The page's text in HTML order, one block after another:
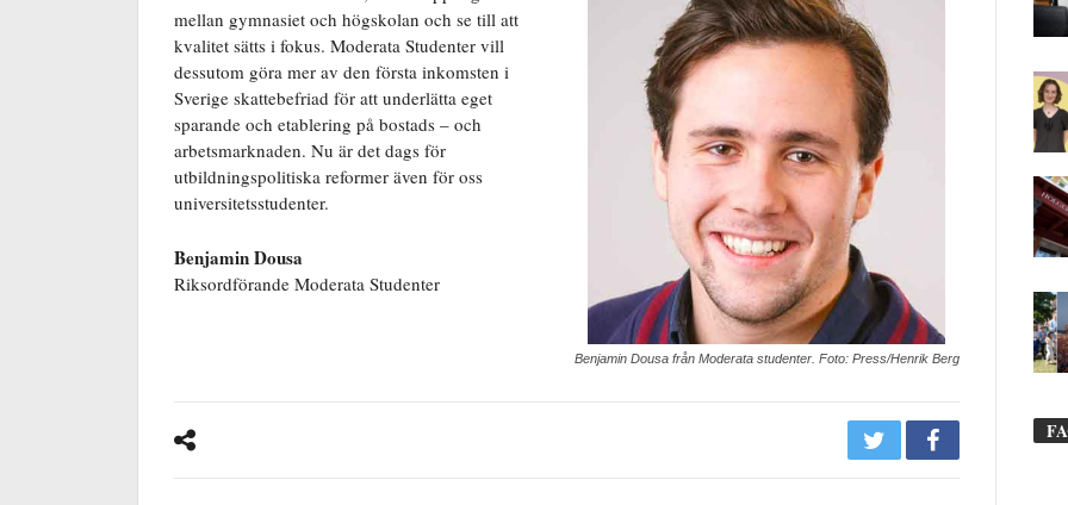
Benjamin Dousa från Moderata studenter. Foto: Press/Henrik Berg
mellan gymnasiet och högskolan och se till att
kvalitet sätts i fokus. Moderata Studenter vill
dessutom göra mer av den första inkomsten i
Sverige skattebefriad för att underlätta eget
sparande och etablering på bostads – och
arbetsmarknaden. Nu är det dags för
utbildningspolitiska reformer även för oss
universitetsstudenter.
Benjamin Dousa
Riksordförande Moderata Studenter